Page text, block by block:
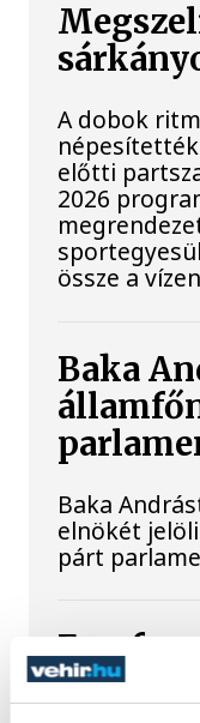
A dobok
előtti
2026
össze a
Baka
Baka
elnökét
párt
Egy
Év